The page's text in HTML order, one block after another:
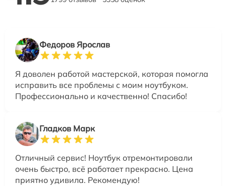
Федоров Ярослав
Я доволен работой мастерской, которая помогла
исправить все проблемы с моим ноутбуком.
Профессионально и качественно! Спасибо!
Гладков Марк
Отличный сервис! Ноутбук отремонтировали
очень быстро, всё работает прекрасно. Цена
приятно удивила. Рекомендую!